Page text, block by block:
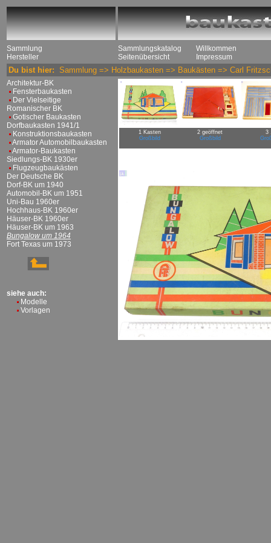
Sammlung
Hersteller
Sammlungskatalog
Seitenübersicht
Willkommen
Impressum
Du bist hier: Sammlung => Holzbaukasten => Baukästen => Carl
Architektur-BK
Fensterbaukasten
Der Vielseitige
Romanischer BK
Gotischer Baukasten
Dorfbaukasten 1941/1
Konstruktionsbaukasten
Armator Automobilbaukasten
Armator-Baukasten
Siedlungs-BK 1930er
Flugzeugbaukästen
Der Deutsche BK
Dorf-BK um 1940
Automobil-BK um 1951
Uni-Bau 1960er
Hochhaus-BK 1960er
Häuser-BK 1960er
Häuser-BK um 1963
Bungalow um 1964
Fort Texas um 1973
siehe auch:
Modelle
Vorlagen
1 Kasten
Großbild
2 geöffnet
Großbild
3